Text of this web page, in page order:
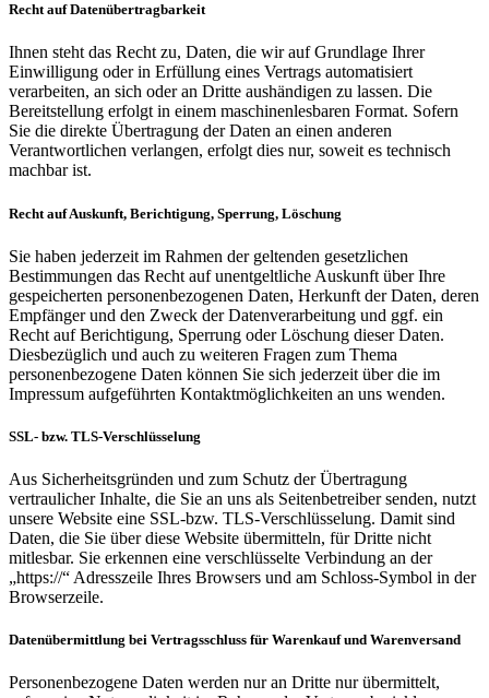
Recht auf Datenübertragbarkeit
Ihnen steht das Recht zu, Daten, die wir auf Grundlage Ihrer
Einwilligung oder in Erfüllung eines Vertrags automatisiert
verarbeiten, an sich oder an Dritte aushändigen zu lassen. Die
Bereitstellung erfolgt in einem maschinenlesbaren Format. Sofern
Sie die direkte Übertragung der Daten an einen anderen
Verantwortlichen verlangen, erfolgt dies nur, soweit es technisch
machbar ist.
Recht auf Auskunft, Berichtigung, Sperrung, Löschung
Sie haben jederzeit im Rahmen der geltenden gesetzlichen
Bestimmungen das Recht auf unentgeltliche Auskunft über Ihre
gespeicherten personenbezogenen Daten, Herkunft der Daten, deren
Empfänger und den Zweck der Datenverarbeitung und ggf. ein
Recht auf Berichtigung, Sperrung oder Löschung dieser Daten.
Diesbezüglich und auch zu weiteren Fragen zum Thema
personenbezogene Daten können Sie sich jederzeit über die im
Impressum aufgeführten Kontaktmöglichkeiten an uns wenden.
SSL- bzw. TLS-Verschlüsselung
Aus Sicherheitsgründen und zum Schutz der Übertragung
vertraulicher Inhalte, die Sie an uns als Seitenbetreiber senden, nutzt
unsere Website eine SSL-bzw. TLS-Verschlüsselung. Damit sind
Daten, die Sie über diese Website übermitteln, für Dritte nicht
mitlesbar. Sie erkennen eine verschlüsselte Verbindung an der
„https://“ Adresszeile Ihres Browsers und am Schloss-Symbol in der
Browserzeile.
Datenübermittlung bei Vertragsschluss für Warenkauf und Warenversand
Personenbezogene Daten werden nur an Dritte nur übermittelt,